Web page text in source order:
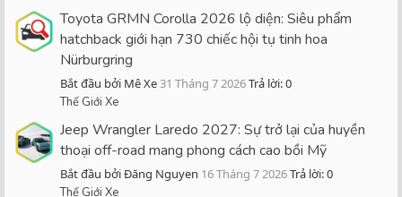
Toyota GRMN Corolla 2026 lộ diện: Siêu phẩm
hatchback giới hạn 730 chiếc hội tụ tinh hoa
Nürburgring
Bắt đầu bởi Mê Xe31 Tháng 7 2026Trả lời: 0
Thế Giới Xe
Jeep Wrangler Laredo 2027: Sự trở lại của huyền
thoại off-road mang phong cách cao bồi Mỹ
Bắt đầu bởi Đăng Nguyen 16 Tháng 7 2026Trả lời: 0
Thế Giới Xe